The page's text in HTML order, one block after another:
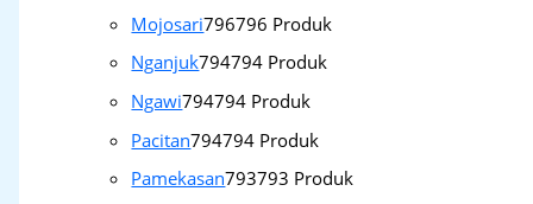
Mojosari796796 Produk
Nganjuk794794 Produk
Ngawi794794 Produk
Pacitan794794 Produk
Pamekasan793793 Produk